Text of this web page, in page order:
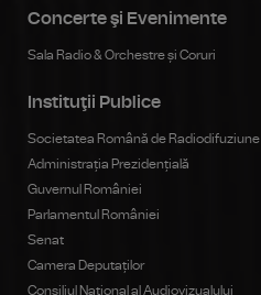
Concerte şi Evenimente
Sala Radio & Orchestre și Coruri
Instituţii Publice
Societatea Română de Radiodifuziune
Administrația Prezidențială
Guvernul României
Parlamentul României
Senat
Camera Deputaților
Consiliul Național al Audiovizualului